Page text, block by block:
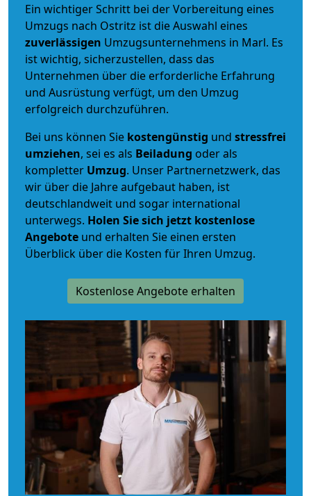
Ein wichtiger Schritt bei der Vorbereitung eines
Umzugs nach Ostritz ist die Auswahl eines
zuverlässigen Umzugsunternehmens in Marl. Es
ist wichtig, sicherzustellen, dass das
Unternehmen über die erforderliche Erfahrung
und Ausrüstung verfügt, um den Umzug
erfolgreich durchzuführen.
Bei uns können Sie kostengünstig und stressfrei
umziehen, sei es als Beiladung oder als
kompletter Umzug. Unser Partnernetzwerk, das
wir über die Jahre aufgebaut haben, ist
deutschlandweit und sogar international
unterwegs. Holen Sie sich jetzt kostenlose
Angebote und erhalten Sie einen ersten
Überblick über die Kosten für Ihren Umzug.
Kostenlose Angebote erhalten